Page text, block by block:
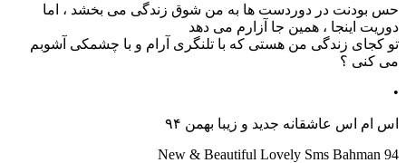
حس بودنت در دوردست ها به من شوق زندگی می بخشد ، اما
دوریت اینجا ، همین جا آزارم می دهد
تو کجای زندگی من هستی که با تلنگری آرام و با چشمکی آشوبم
می کنی ؟
•
اس ام اس عاشقانه جدید و زیبا بهمن ۹۴
New & Beautiful Lovely Sms Bahman 94